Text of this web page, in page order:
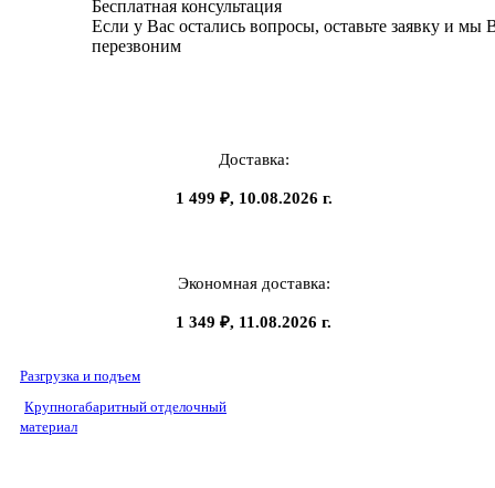
Бесплатная консультация
Если у Вас остались вопросы, оставьте заявку и мы
перезвоним
Доставка:
1 499 ₽, 10.08.2026 г.
Экономная доставка:
1 349 ₽, 11.08.2026 г.
Разгрузка и подъем
Крупногабаритный отделочный
материал